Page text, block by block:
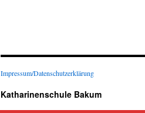
Impressum/Datenschutzerklärung
Katharinenschule Bakum